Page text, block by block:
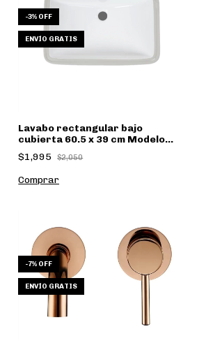
-3% OFF
ENVÍO GRATIS
Lavabo rectangular bajo
cubierta 60.5 x 39 cm Modelo
4243
$1,995 $2,050
-7% OFF
ENVÍO GRATIS